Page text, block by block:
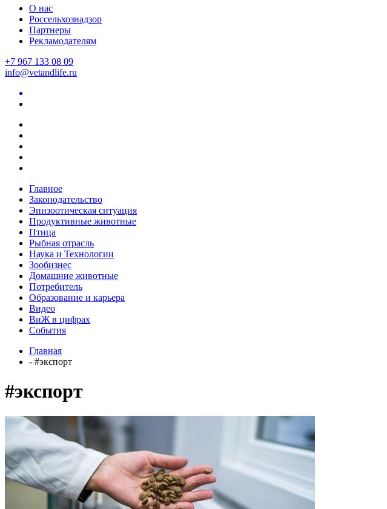
О нас
Россельхознадзор
Партнеры
Рекламодателям
+7 967 133 08 09
info@vetandlife.ru
Главное
Законодательство
Эпизоотическая ситуация
Продуктивные животные
Птица
Рыбная отрасль
Наука и Технологии
Зообизнес
Домашние животные
Потребитель
Образование и карьера
Видео
ВиЖ в цифрах
События
Главная
- #экспорт
#экспорт